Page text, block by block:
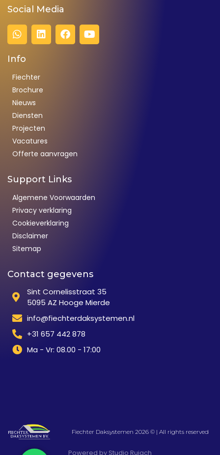
Social Media
Info
Fiechter
Brochure
Nieuws
Diensten
Projecten
Vacatures
Offerte aanvragen
Support Links
Algemene Voorwaarden
Privacy verklaring
Cookieverklaring
Disclaimer
Sitemap
Contact gegevens
Sint Cornelisstraat 35
5095 AZ Hooge Mierde
info@fiechterdaksystemen.nl
+31 657 442 878
Ma - Vr: 08.00 - 17:00
Fiechter Daksystemen 2026 © | All rights reserved
Powered by Studio Ruigch